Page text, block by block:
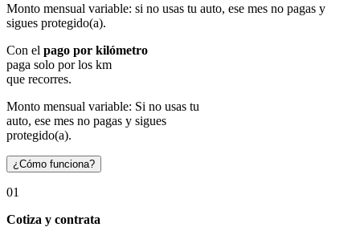
Monto mensual variable: si no usas tu auto, ese mes no pagas y
sigues protegido(a).
Con el pago por kilómetro
paga solo por los km
que recorres.
Monto mensual variable: Si no usas tu
auto, ese mes no pagas y sigues
protegido(a).
¿Cómo funciona?
01
Cotiza y contrata